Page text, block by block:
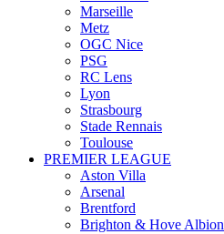
Marseille
Metz
OGC Nice
PSG
RC Lens
Lyon
Strasbourg
Stade Rennais
Toulouse
PREMIER LEAGUE
Aston Villa
Arsenal
Brentford
Brighton & Hove Albion